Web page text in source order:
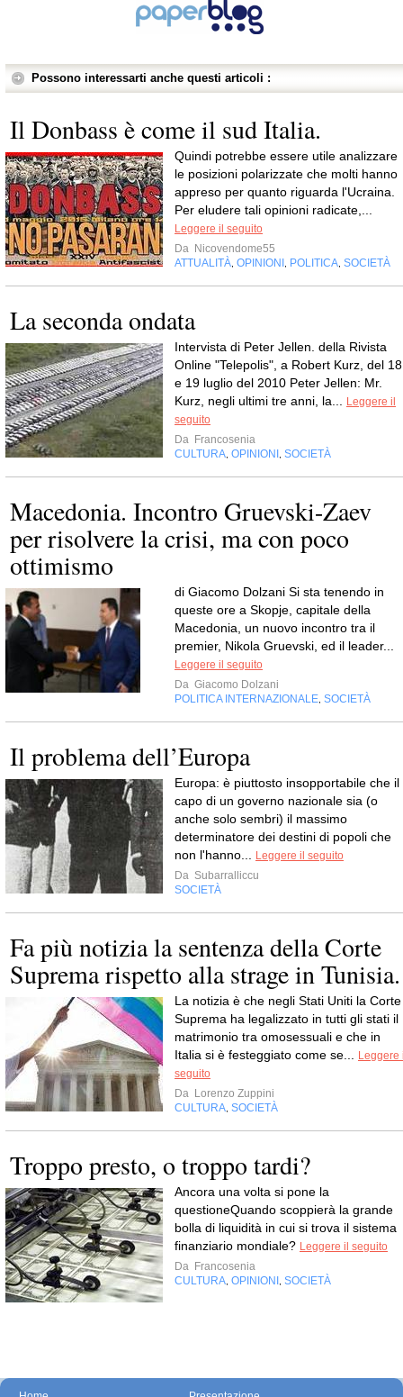
Possono interessarti anche questi articoli :
Il Donbass è come il sud Italia.
Quindi potrebbe essere utile analizzare
le posizioni polarizzate che molti hanno
appreso per quanto riguarda l'Ucraina.
Per eludere tali opinioni radicate,...
Leggere il seguito
Da Nicovendome55
ATTUALITÀ OPINIONI POLITICA SOCIETÀ
La seconda ondata
Intervista di Peter Jellen. della Rivista
Online "Telepolis", a Robert Kurz, del 18
e 19 luglio del 2010 Peter Jellen: Mr.
Kurz, negli ultimi tre anni, la...
Leggere il
seguito
Da Francosenia
CULTURA OPINIONI SOCIETÀ
Macedonia. Incontro Gruevski-Zaev
per risolvere la crisi, ma con poco
ottimismo
di Giacomo Dolzani Si sta tenendo in
queste ore a Skopje, capitale della
Macedonia, un nuovo incontro tra il
premier, Nikola Gruevski, ed il leader...
Leggere il seguito
Da Giacomo Dolzani
POLITICA INTERNAZIONALE SOCIETÀ
Il problema dell’Europa
Europa: è piuttosto insopportabile che il
capo di un governo nazionale sia (o
anche solo sembri) il massimo
determinatore dei destini di popoli che
non l'hanno...
Leggere il seguito
Da Subarralliccu
SOCIETÀ
Fa più notizia la sentenza della Corte
Suprema rispetto alla strage in Tunisia.
La notizia è che negli Stati Uniti la Corte
Suprema ha legalizzato in tutti gli stati il
matrimonio tra omosessuali e che in
Italia si è festeggiato come se...
Leggere
seguito
Da Lorenzo Zuppini
CULTURA SOCIETÀ
Troppo presto, o troppo tardi?
Ancora una volta si pone la
questioneQuando scoppierà la grande
bolla di liquidità in cui si trova il sistema
finanziario mondiale? Leggere il seguito
Da Francosenia
CULTURA OPINIONI SOCIETÀ